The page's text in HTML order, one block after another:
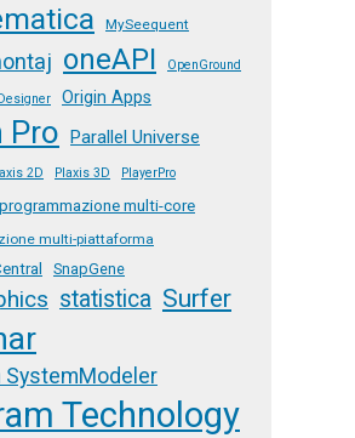
MySeequent
oneAPI OpenGround
Origin Apps
Pro Parallel Universe
2D Plaxis 3D PlayerPro
programmazione multi-core
multi-piattaforma
SnapGene
statistica Surfer
SystemModeler
Technology